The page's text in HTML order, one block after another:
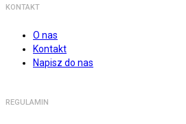
KONTAKT
O nas
Kontakt
Napisz do nas
REGULAMIN